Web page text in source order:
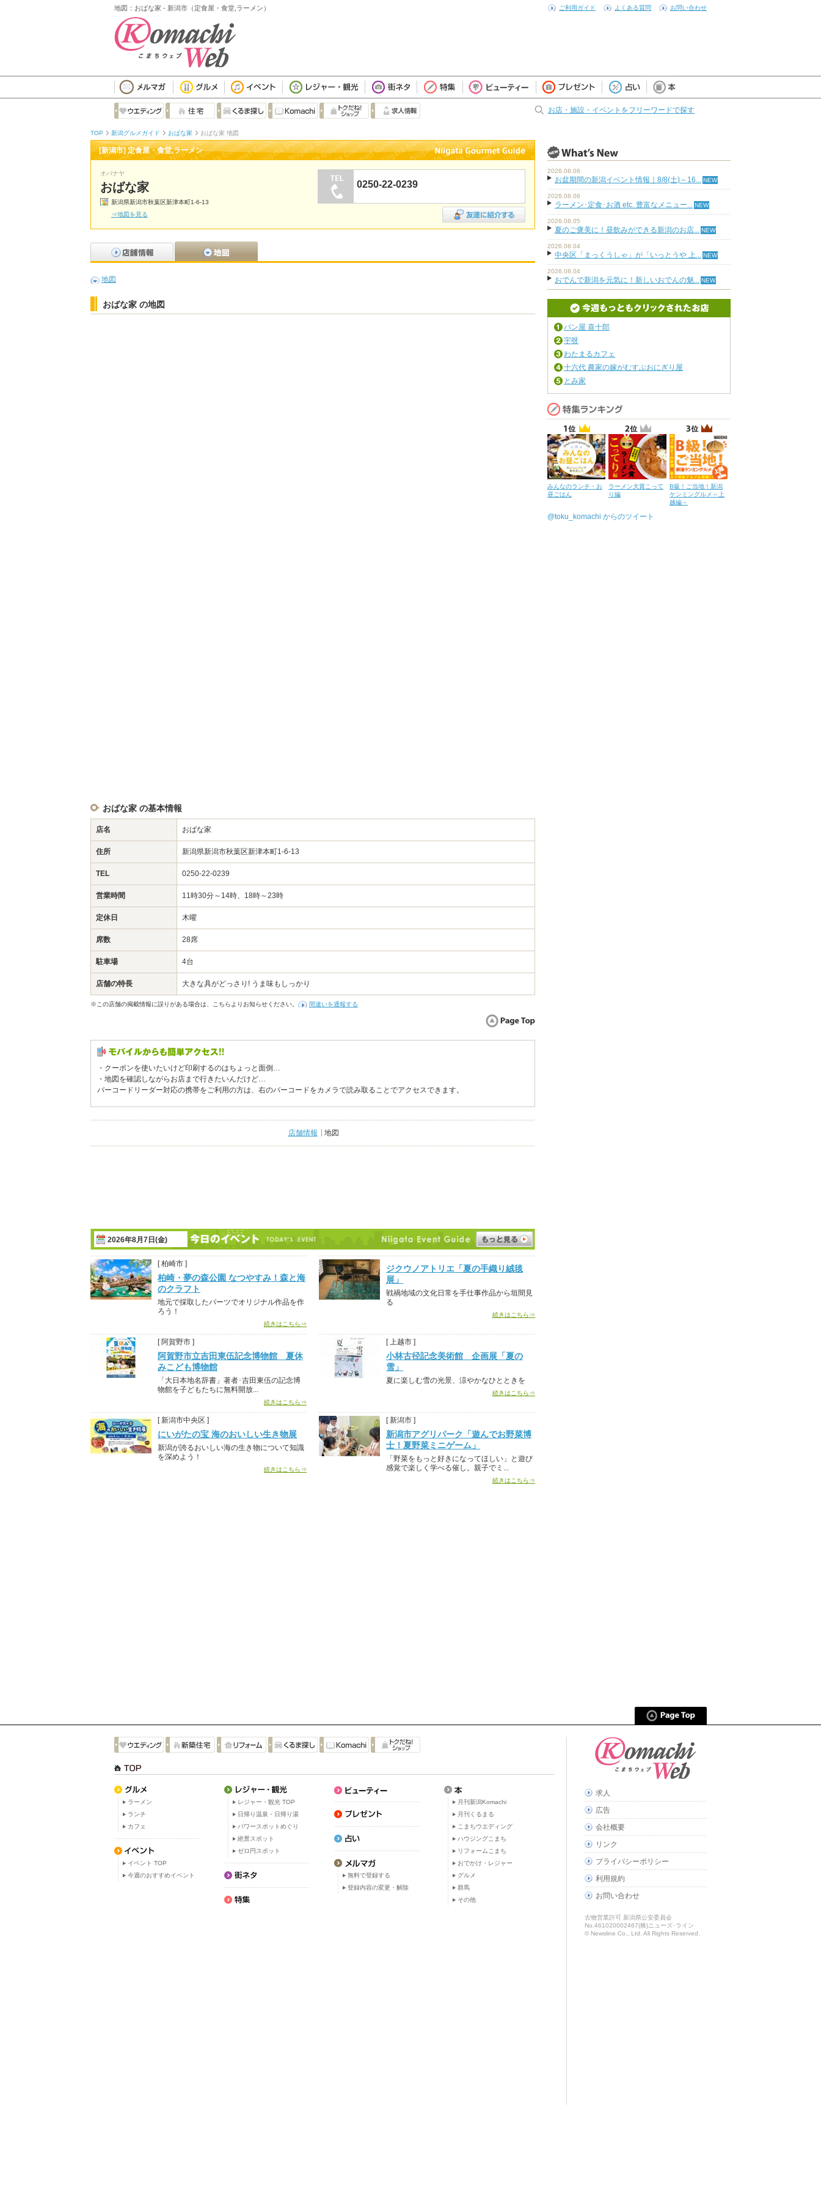
地図：おばな家 - 新潟市（定食屋・食堂,ラーメン） ご利用ガイド よくある質問 お問い合わせ
お店・施設・イベントをフリーワードで探す
TOP 新潟グルメガイド おばな家 おばな家 地図
[新潟市] 定食屋・食堂,ラーメン
オバナヤ
おばな家
新潟県新潟市秋葉区新津本町1-6-13
⇒地図を見る
0250-22-0239
地図
おばな家 の地図
おばな家 の基本情報
店名 おばな家
住所 新潟県新潟市秋葉区新津本町1-6-13
TEL 0250-22-0239
営業時間 11時30分～14時、18時～23時
定休日 木曜
席数 28席
駐車場 4台
店舗の特長 大きな具がどっさり! うま味もしっかり
※この店舗の掲載情報に誤りがある場合は、こちらよりお知らせください。 間違いを通報する
・クーポンを使いたいけど印刷するのはちょっと面倒…
・地図を確認しながらお店まで行きたいんだけど…
バーコードリーダー対応の携帯をご利用の方は、右のバーコードをカメラで読み取ることでアクセスできます。
店舗情報 地図
2026年8月7日(金)
[ 柏崎市 ]
柏崎・夢の森公園 なつやすみ！森と海
のクラフト
地元で採取したパーツでオリジナル作品を作
ろう！
続きはこちら⇒
ジクウノアトリエ「夏の手織り絨毯
展」
戦禍地域の文化日常を手仕事作品から垣間見
る
続きはこちら⇒
[ 阿賀野市 ]
阿賀野市立吉田東伍記念博物館 夏休
みこども博物館
「大日本地名辞書」著者･吉田東伍の記念博
物館を子どもたちに無料開放...
続きはこちら⇒
[ 上越市 ]
小林古径記念美術館 企画展「夏の
雪」
夏に楽しむ雪の光景、涼やかなひとときを
続きはこちら⇒
[ 新潟市中央区 ]
にいがたの宝 海のおいしい生き物展
新潟が誇るおいしい海の生き物について知識
を深めよう！
続きはこちら⇒
[ 新潟市 ]
新潟市アグリパーク「遊んでお野菜博
士！夏野菜ミニゲーム」
「野菜をもっと好きになってほしい」と遊び
感覚で楽しく学べる催し。親子でミ...
続きはこちら⇒
2026.08.06
お盆期間の新潟イベント情報｜8/8(土)～16...
2026.08.06
ラーメン･定食･お酒 etc. 豊富なメニュー...
2026.08.05
夏のご褒美に！昼飲みができる新潟のお店...
2026.08.04
中央区「まっくうしゃ」が「いっとうや 上...
2026.08.04
おでんで新潟を元気に！新しいおでんの魅...
パン屋 喜十郎
宇呀
わたまるカフェ
十六代 農家の嫁がむすぶおにぎり屋
とみ家
みんなのランチ・お
昼ごはん
ラーメン大賞こって
り編
B級！ご当地！新潟
ケンミングルメ～上
越編～
@toku_komachi からのツイート
ラーメン
ランチ
カフェ
イベント TOP
今週のおすすめイベント
レジャー・観光 TOP
日帰り温泉・日帰り湯
パワースポットめぐり
絶景スポット
ゼロ円スポット
無料で登録する
登録内容の変更・解除
月刊新潟Komachi
月刊くるまる
こまちウエディング
ハウジングこまち
リフォームこまち
おでかけ・レジャー
グルメ
群馬
その他
求人
広告
会社概要
リンク
プライバシーポリシー
利用規約
お問い合わせ
古物営業許可 新潟県公安委員会
No.461020002467(株)ニューズ･ライン
© Newsline Co., Ltd. All Rights Reserved.